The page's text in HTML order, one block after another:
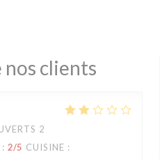
nos clients
2
: 2/5 CUISINE :